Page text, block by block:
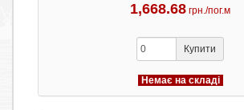
1,668.68 грн./пог.м
Купити
Немає на складі